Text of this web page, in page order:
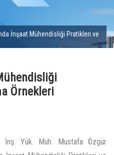
İnşaat Mühendisliği Pratikleri ve
Örnekleri
İnş. Yük. Müh. Mustafa Özgür